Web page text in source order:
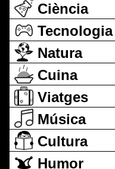
Ciència
Tecnologia
Natura
Cuina
Viatges
Música
Cultura
Humor